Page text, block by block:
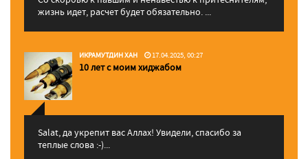
жизнь идет, расчет будет обязательно. ...
ИКРАМУТДИН ХАН 17.04.2025, 00:27
10 лет с моим хиджабом
Salat, да укрепит вас Аллаx! Увидели, спасибо за
теплые слова :-)...